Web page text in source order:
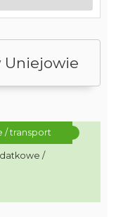
Uniejowie
/ transport
/